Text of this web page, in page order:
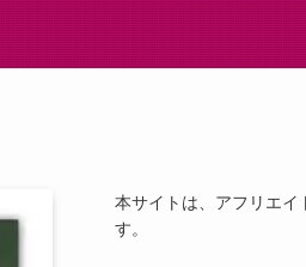
本サイトは、アフリエイ
す。